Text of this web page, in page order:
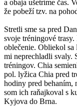
a obaja ušetríme čas.
že pobeží tzv. na
Stretli sme sa pred
svoje tréningové
oblečenie. Obliekol
mi neprechladli svaly.
tréningov. Chia
pol. lyžica Chia pred
hodiny pred behaním,
som ich raňajkoval s
Kyjova do Brna.